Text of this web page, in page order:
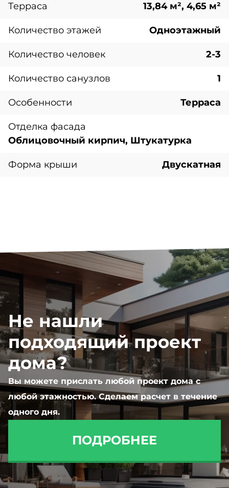
Терраса 13,84 м², 4,65 м²
Количество этажей Одноэтажный
Количество человек 2-3
Количество санузлов 1
Особенности Терраса
Отделка фасада
Облицовочный кирпич, Штукатурка
Форма крыши Двускатная
Не нашли
подходящий проект
дома?
Вы можете прислать любой проект дома с
любой этажностью. Сделаем расчет в течение
одного дня.
ПОДРОБНЕЕ